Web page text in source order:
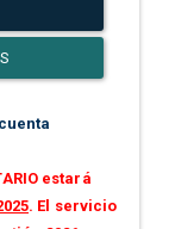
estará
. El servicio